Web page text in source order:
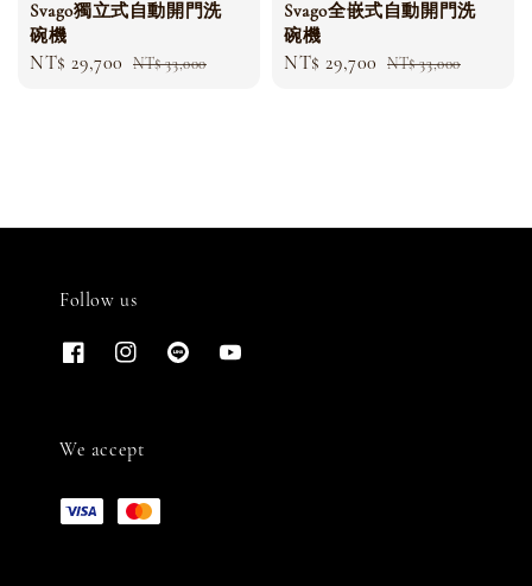
Svago獨立式自動開門洗
碗機
Sale
NT$ 29,700 Regular
NT$ 33,000
Svago全嵌式自動開門洗
碗機
Sale
NT$ 29,700 Regular
NT$ 33,000
Follow us
We accept